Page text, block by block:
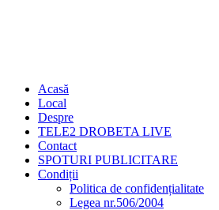
Acasă
Local
Despre
TELE2 DROBETA LIVE
Contact
SPOTURI PUBLICITARE
Condiții
Politica de confidențialitate
Legea nr.506/2004